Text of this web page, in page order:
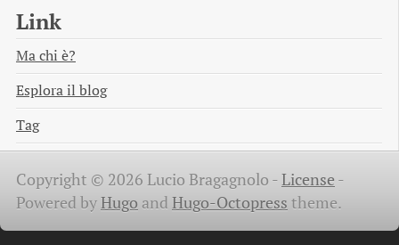
Link
Ma chi è?
Esplora il blog
Tag
Copyright © 2026 Lucio Bragagnolo -License -
Powered byHugo and Hugo-Octopress theme.